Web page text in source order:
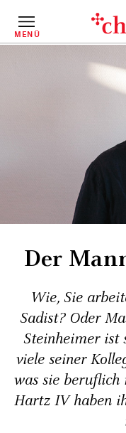
InhaltMENÜ
Der
Wie, Sie
Sadist? Oder
Steinheimer ist
viele seiner
was sie beruflich
Hartz IV haben